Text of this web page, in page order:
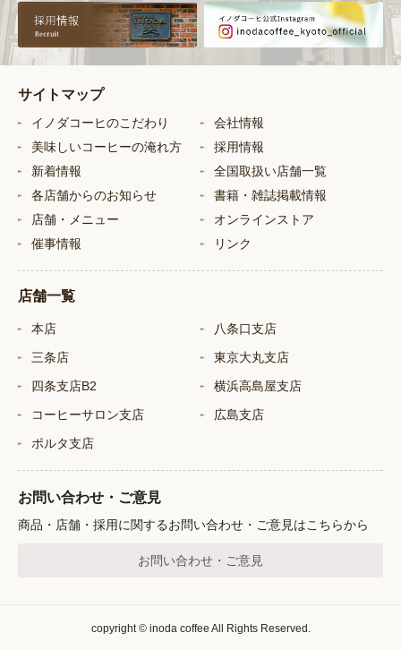
サイトマップ
イノダコーヒのこだわり
美味しいコーヒーの淹れ方
新着情報
各店舗からのお知らせ
店舗・メニュー
催事情報
会社情報
採用情報
全国取扱い店舗一覧
書籍・雑誌掲載情報
オンラインストア
リンク
店舗一覧
本店
三条店
四条支店B2
コーヒーサロン支店
ポルタ支店
八条口支店
東京大丸支店
横浜高島屋支店
広島支店
お問い合わせ・ご意見
商品・店舗・採用に関するお問い合わせ・ご意見はこちらから
お問い合わせ・ご意見
copyright © inoda coffee All Rights Reserved.